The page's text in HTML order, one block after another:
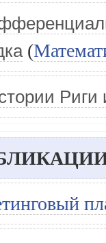
(
Риги